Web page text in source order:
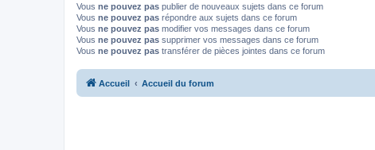
Vous ne pouvez pas publier de nouveaux sujets dans ce forum
Vous ne pouvez pas répondre aux sujets dans ce forum
Vous ne pouvez pas modifier vos messages dans ce forum
Vous ne pouvez pas supprimer vos messages dans ce forum
Vous ne pouvez pas transférer de pièces jointes dans ce forum
Accueil Accueil du forum